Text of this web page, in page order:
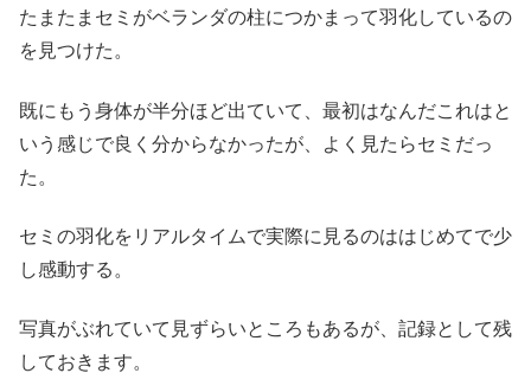
たまたまセミがベランダの柱につかまって羽化しているの
を見つけた。
既にもう身体が半分ほど出ていて、最初はなんだこれはと
いう感じで良く分からなかったが、よく見たらセミだっ
た。
セミの羽化をリアルタイムで実際に見るのははじめてで少
し感動する。
写真がぶれていて見ずらいところもあるが、記録として残
しておきます。